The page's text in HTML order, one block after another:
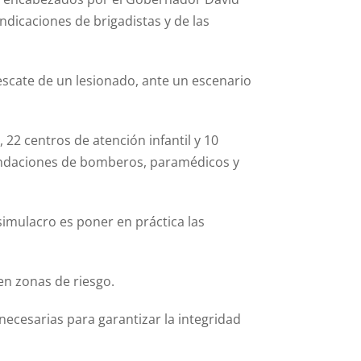
de brigadistas y de las
de un lesionado, ante un escenario
centros de atención infantil y 10
de bomberos, paramédicos y
es poner en práctica las
zonas de riesgo.
para garantizar la integridad